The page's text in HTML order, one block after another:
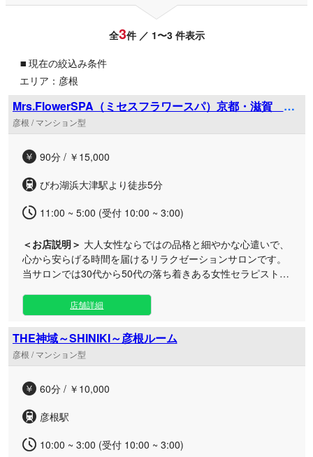
全3件 ／ 1〜3 件表示
▪ 現在の絞込み条件
エリア：彦根
Mrs.FlowerSPA（ミセスフラワースパ）京都・滋賀 大
津ルーム
彦根 / マンション型
90分 / ￥15,000
びわ湖浜大津駅より徒歩5分
11:00 ~ 5:00 (受付 10:00 ~ 3:00)
＜お店説明＞ 大人女性ならではの品格と細やかな心遣いで、
心から安らげる時間を届けるリラクゼーションサロンです。
当サロンでは30代から50代の落ち着きある女性セラピスト
アクセスも良く利便性に優れた大津ルームは、周囲を気にせ
ず過ごせる完全個室のプライベート空間。お仕事帰りの遅い
時間や、日々のお出かけの合間などのスキマ時間にも、いつ
でも気軽にお立ち寄りいただけます。 日頃の疲れやストレス
から解放されたいビジネスパーソンや、大人のための上質な
で、セラピストと二人きりの贅沢なひとときを心ゆくまでご
店舗詳細
THE神域～SHINIKI～彦根ルーム
彦根 / マンション型
60分 / ￥10,000
彦根駅
10:00 ~ 3:00 (受付 10:00 ~ 3:00)